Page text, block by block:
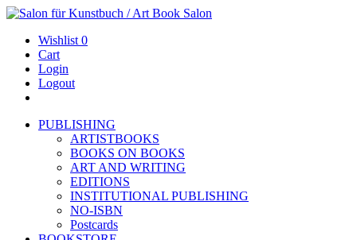
Wishlist 0
Cart
Login
Logout
PUBLISHING
ARTISTBOOKS
BOOKS ON BOOKS
ART AND WRITING
EDITIONS
INSTITUTIONAL PUBLISHING
NO-ISBN
Postcards